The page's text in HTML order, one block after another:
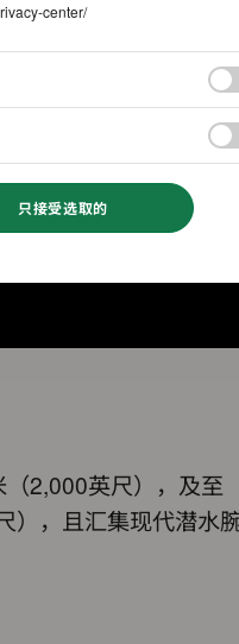
2,000英尺），及至
），且汇集现代潜水
center/
只接受选取的